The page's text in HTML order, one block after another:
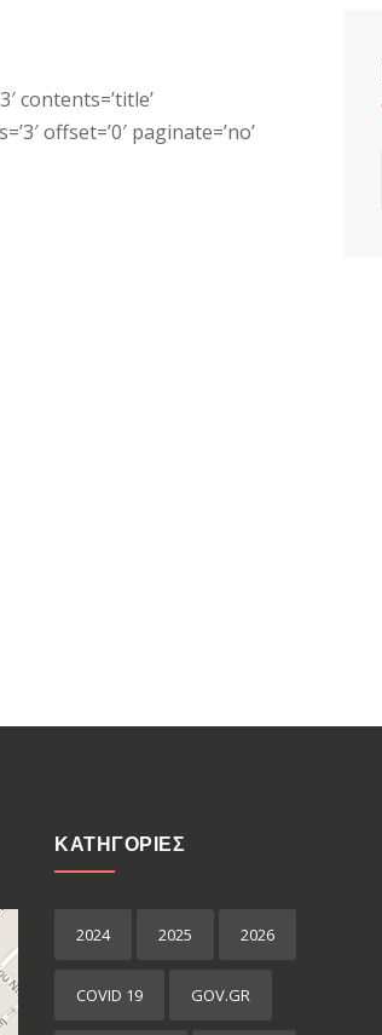
contents=’title’
offset=’0′ paginate=’no’
ΚΑΤΗΓΟΡΙΕΣ
2024 2025 2026
COVID 19 GOV.GR